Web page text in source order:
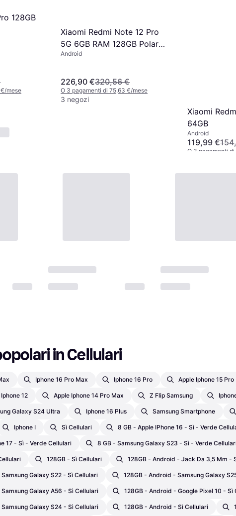
128GB
mese
Xiaomi Redmi Note 12 Pro
5G 6GB RAM 128GB Polar
White
Android
226,90 €320,56 €
O 3 pagamenti di 75,63 €/mese
3 negozi
Xiaomi
64GB
Android
119,99 €
O 3 pagamenti
in Cellulari
Iphone 16 Pro Max Iphone 16 Pro Apple Iphone 15 Pro
Iphone 12 Apple Iphone 14 Pro Max Z Flip Samsung
Galaxy S24 Ultra Iphone 16 Plus Samsung Smartphone
Iphone I Sì Cellulari 8 GB - Apple IPhone 16 - Sì - Verde
17 - Sì - Verde Cellulari 8 GB - Samsung Galaxy S23 - Sì - Verde
128GB - Sì Cellulari 128GB - Android - Jack Da 3,5 Mm -
Galaxy S22 - Sì Cellulari 128GB - Android - Samsung Galaxy
Galaxy A56 - Sì Cellulari 128GB - Android - Google Pixel 10 - Sì
Galaxy S24 - Sì Cellulari 128GB - Android - Sì Cellulari